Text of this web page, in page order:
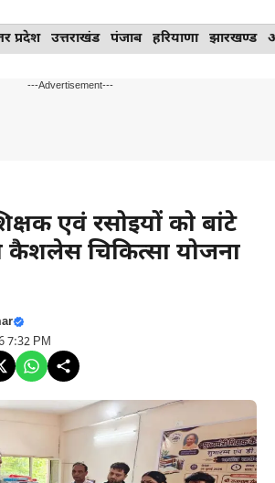
प्रदेश उत्तराखंड पंजाब हरियाणा झारखण्ड
---Advertisement---
एवं रसोइयों को बांटे
कैशलेस चिकित्सा योजना
7:32 PM